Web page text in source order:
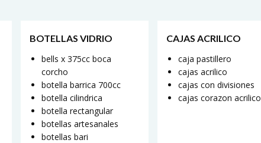
BOTELLAS VIDRIO
bells x 375cc boca
corcho
botella barrica 700cc
botella cilindrica
botella rectangular
botellas artesanales
botellas bari
CAJAS ACRILICO
caja pastillero
cajas acrilico
cajas con divisiones
cajas corazon acrilico